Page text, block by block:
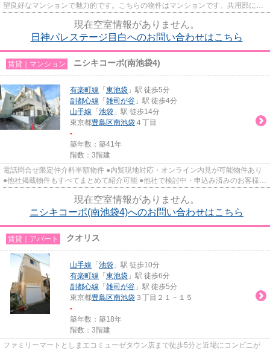
望良好なマンションで魅力的です。こちらの物件はマンションです。共用部には
現在空室情報がありません。
日神パレステージ目白へのお問い合わせはこちら
賃貸｜マンション ニシキコーポ(南池袋4)
有楽町線 「 東池袋 」駅 徒歩5分
副都心線 「 雑司が谷 」駅 徒歩4分
山手線 「 池袋 」駅 徒歩14分
東京都豊島区南池袋 ４丁目
-
築年数：築41年
階数：3階建
電話問合せ限定仲介料半額物件 ●内覧現地対応・オンライン内見が可能物件あり
●他社掲載物件もすべてまとめて紹介可能 ●他社で検討中・申込み済みのお客様、
現在空室情報がありません。
ニシキコーポ(南池袋4)へのお問い合わせはこちら
賃貸｜アパート クオリス
山手線 「 池袋 」駅 徒歩10分
有楽町線 「 東池袋 」駅 徒歩6分
副都心線 「 雑司が谷 」駅 徒歩5分
東京都豊島区南池袋 ３丁目２１－１５
-
築年数：築18年
階数：3階建
ファミリーマートとしまエコミューゼタウン店まで徒歩5分と近場にコンビニが